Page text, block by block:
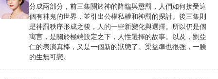
分成兩部分，前三集關於神的降臨與懲罰，人們如何接受這
個有神鬼的世界，並引出公權私權和神罰的探討。後三集則
是神罰秩序形成之後，人的一些新變化與選擇。所以仍是個
寓言，是關於極端設定之下，人性選擇的故事。以及，劉亞
仁的表演真棒，又是一個新的狀態了。梁益準也很強，一臉
的生無可戀。